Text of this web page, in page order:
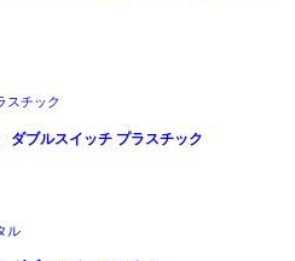
ダブルスイッチ プラスチック